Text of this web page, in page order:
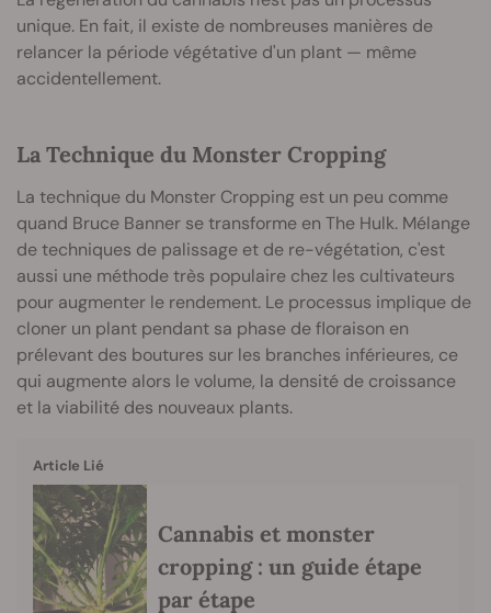
unique. En fait, il existe de nombreuses manières de
relancer la période végétative d'un plant — même
accidentellement.
La Technique du Monster Cropping
La technique du Monster Cropping est un peu comme
quand Bruce Banner se transforme en The Hulk. Mélange
de techniques de palissage et de re-végétation, c'est
aussi une méthode très populaire chez les cultivateurs
pour augmenter le rendement. Le processus implique de
cloner un plant pendant sa phase de floraison en
prélevant des boutures sur les branches inférieures, ce
qui augmente alors le volume, la densité de croissance
et la viabilité des nouveaux plants.
Article Lié
Cannabis et monster
cropping : un guide étape
par étape